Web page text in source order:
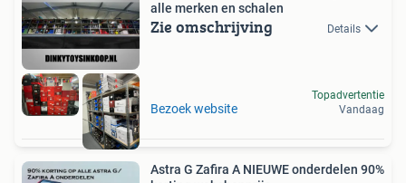
alle merken en schalen
Zie omschrijving Details
Bezoek website
Topadvertentie
Vandaag
Astra G Zafira A NIEUWE onderdelen 90%